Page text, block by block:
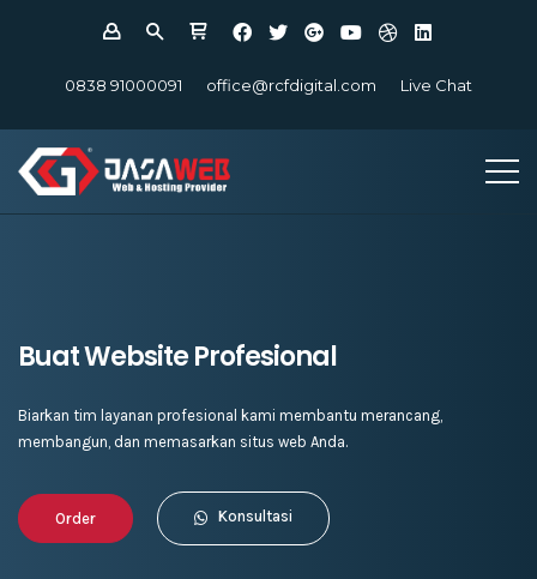
0838 91000091 office@rcfdigital.com Live Chat
Buat Website Profesional
Biarkan tim layanan profesional kami membantu merancang,
membangun, dan memasarkan situs web Anda.
Order Konsultasi